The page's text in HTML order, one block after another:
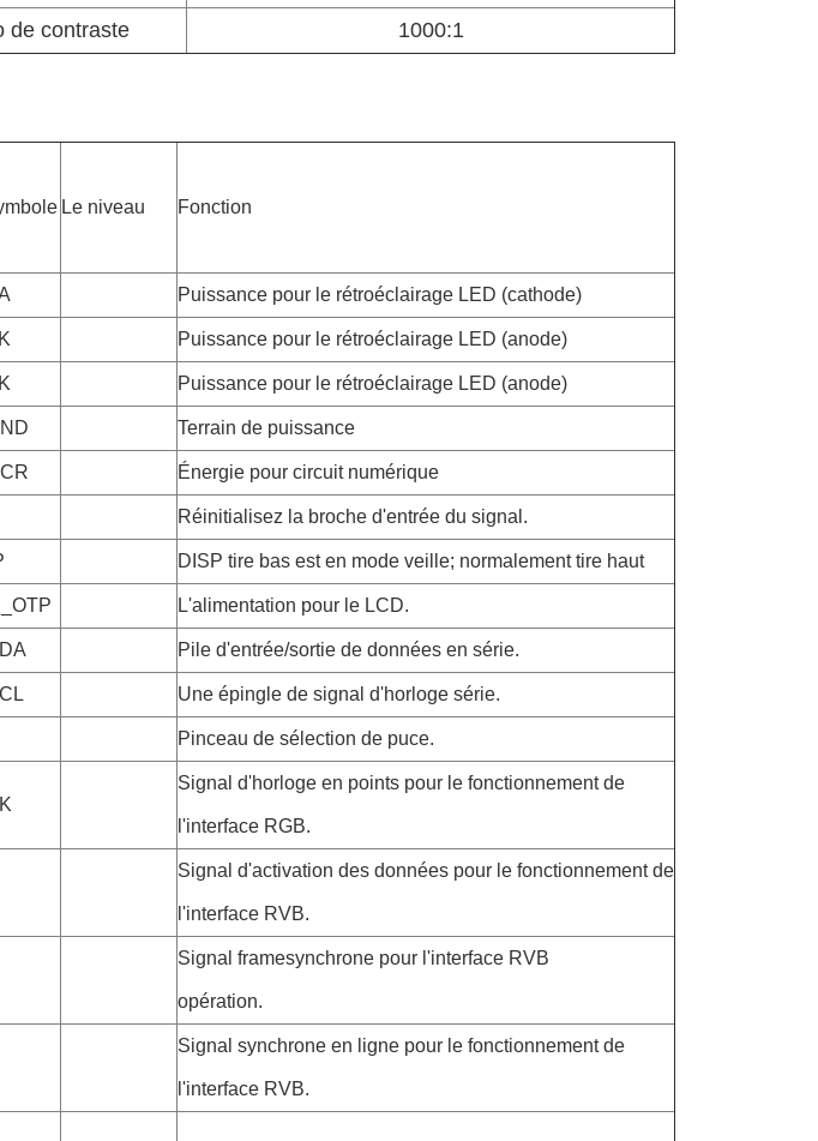
de contraste
1000:1
Le niveau Fonction
Puissance pour le rétroéclairage LED (cathode)
Puissance pour le rétroéclairage LED (anode)
Puissance pour le rétroéclairage LED (anode)
Terrain de puissance
Énergie pour circuit numérique
Réinitialisez la broche d'entrée du signal.
DISP tire bas est en mode veille; normalement tire haut
L'alimentation pour le LCD.
Pile d'entrée/sortie de données en série.
Une épingle de signal d'horloge série.
Pinceau de sélection de puce.
Signal d'horloge en points pour le fonctionnement de
l'interface RGB.
Signal d'activation des données pour le fonctionnement de
l'interface RVB.
Signal framesynchrone pour l'interface RVB
opération.
Signal synchrone en ligne pour le fonctionnement de
l'interface RVB.